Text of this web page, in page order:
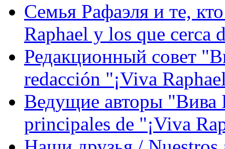
Семья Рафаэля и те,
Raphael y los que cerca
Редакционный совет
redacción "¡Viva
Ведущие авторы "Вива
principales de "¡Viva